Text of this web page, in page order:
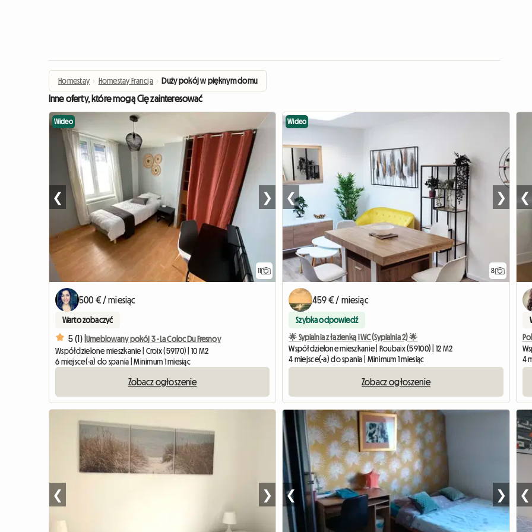
Homestay › Homestay Francja › Duży pokój w pięknym domu
Inne oferty, które mogą Cię zainteresować
11
Wideo
❮ ❯
500 € / miesiąc
Warto zobaczyć
5 (1) |Umeblowany pokój 3 - La Coloc Du Fresnoy
Współdzielone mieszkanie | Croix (59170) | 10 M2
6 miejsce(-a) do spania | Minimum 1 miesiąc
Zobacz ogłoszenie
8
Wideo
❮ ❯
459 € / miesiąc
Szybka odpowiedź
🌟 Sypialnia z łazienką i WC (Sypialnia 2) 🌟
Współdzielone mieszkanie | Roubaix (59100) | 12 M2
4 miejsce(-a) do spania | Minimum 1 miesiąc
Zobacz ogłoszenie
❮
4
❮ ❯ ❮ ❯ ❮